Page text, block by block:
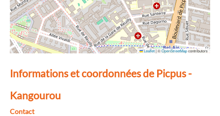
Leaflet|©OpenStreetMapcontributors
Informations et coordonnées de Picpus -
Kangourou
Contact